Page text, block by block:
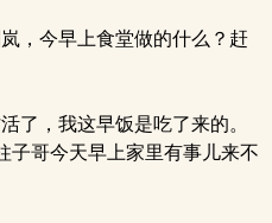
，今早上食堂做的什么？赶
了，我这早饭是吃了来的。
子哥今天早上家里有事儿来不